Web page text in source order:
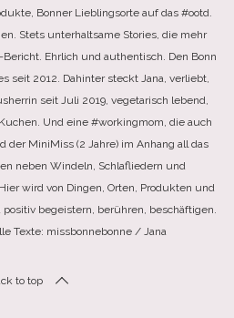
Bonner Lieblingsorte auf das #ootd.
Stets unterhaltsame Stories, die mehr
Ehrlich und authentisch. Den Bonn
seit 2012. Dahinter steckt Jana, verliebt,
seit Juli 2019, vegetarisch lebend,
Und eine #workingmom, die auch
der MiniMiss (2 Jahre) im Anhang all das
neben Windeln, Schlafliedern und
wird von Dingen, Orten, Produkten und
begeistern, berühren, beschäftigen.
Texte: missbonnebonne / Jana
to top